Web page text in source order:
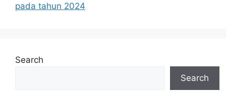
pada tahun 2024
Search
Search